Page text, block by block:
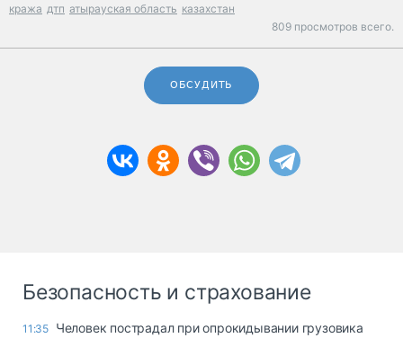
кража дтп атырауская область казахстан
809 просмотров всего.
ОБСУДИТЬ
Безопасность и страхование
11:35 Человек пострадал при опрокидывании грузовика